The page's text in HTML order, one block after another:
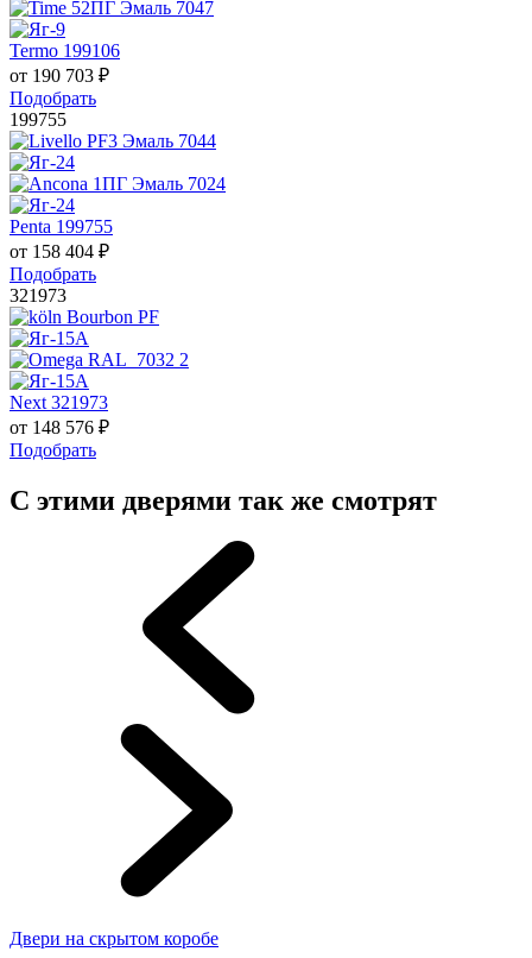
Termo 199106
от 190 703 ₽
Подобрать
199755
Penta 199755
от 158 404 ₽
Подобрать
321973
Next 321973
от 148 576 ₽
Подобрать
С этими дверями так же смотрят
Двери на скрытом коробе